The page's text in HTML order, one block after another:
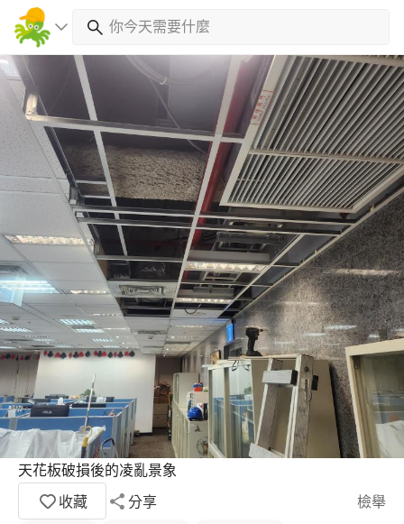
天花板破損後的凌亂景象
收藏
分享 檢舉